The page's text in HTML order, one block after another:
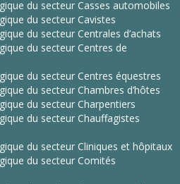
du secteur Casses automobiles
du secteur Cavistes
du secteur Centrales d’achats
du secteur Centres de
du secteur Centres équestres
du secteur Chambres d’hôtes
du secteur Charpentiers
du secteur Chauffagistes
du secteur Cliniques et hôpitaux
du secteur Comités